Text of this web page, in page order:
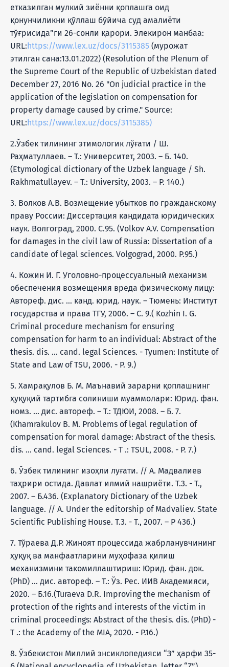
етказилган мулкий зиённи қоплашга оид
қонунчиликни қўллаш бўйича суд амалиёти
тўғрисида”ги 26-сонли қарори. Элекирон манбаа:
URL:https://www.lex.uz/docs/3115385 (мурожат
этилган сана:13.01.2022) (Resolution of the Plenum of
the Supreme Court of the Republic of Uzbekistan dated
December 27, 2016 No. 26 "On judicial practice in the
application of the legislation on compensation for
property damage caused by crime." Source:
URL:https://www.lex.uz/docs/3115385)
2.Ўзбек тилининг этимологик лўғати / Ш.
Раҳматуллаев. – Т.: Университет, 2003. – Б. 140.
(Etymological dictionary of the Uzbek language / Sh.
Rakhmatullayev. – Т.: University, 2003. – P. 140.)
3. Волков А.В. Возмещение убытков по гражданскому
праву России: Диссертация кандидата юридических
наук. Волгоград, 2000. C.95. (Volkov A.V. Compensation
for damages in the civil law of Russia: Dissertation of a
candidate of legal sciences. Volgograd, 2000. P.95.)
4. Кожин И. Г. Уголовно-процессуальный механизм
обеспечения возмещения вреда физическому лицу:
Автореф. дис. … канд. юрид. наук. – Тюмень: Институт
государства и права ТГУ, 2006. – С. 9.( Kozhin I. G.
Criminal procedure mechanism for ensuring
compensation for harm to an individual: Abstract of the
thesis. dis. … cand. legal Sciences. - Tyumen: Institute of
State and Law of TSU, 2006. - P. 9.)
5. Хамрақулов Б. М. Маънавий зарарни қоплашнинг
ҳуқуқий тартибга солиниши муаммолари: Юрид. фан.
номз. ... дис. автореф. – Т.: ТДЮИ, 2008. – Б. 7.
(Khamrakulov B. M. Problems of legal regulation of
compensation for moral damage: Abstract of the thesis.
dis. … cand. legal Sciences. - T .: TSUL, 2008. - P. 7.)
6. Ўзбек тилининг изоҳли луғати. // А. Мадвалиев
таҳрири остида. Давлат илмий нашриёти. T.3. - T.,
2007. – Б.436. (Explanatory Dictionary of the Uzbek
language. // A. Under the editorship of Madvaliev. State
Scientific Publishing House. T.3. - T., 2007. – P 436.)
7. Тўраева Д.Р. Жиноят процессида жабрланувчининг
ҳуқуқ ва манфаатларини муҳофаза қилиш
механизмини такомиллаштириш: Юрид. фан. док.
(PhD) ... дис. автореф. – Т.: Ўз. Рес. ИИВ Академияси,
2020. – Б.16.(Turaeva D.R. Improving the mechanism of
protection of the rights and interests of the victim in
criminal proceedings: Abstract of the thesis. dis. (PhD) -
T .: the Academy of the MIA, 2020. - P.16.)
8. Ўзбекистон Миллий энсиклопедияси “З” ҳарфи 35-